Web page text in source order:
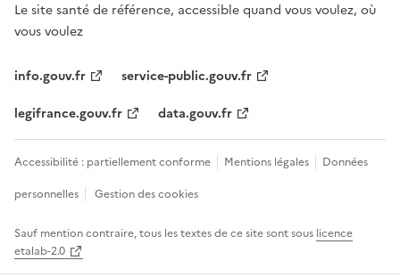
Le site santé de référence, accessible quand vous voulez, où
vous voulez
info.gouv.fr
service-public.gouv.fr
legifrance.gouv.fr
data.gouv.fr
Accessibilité : partiellement conforme Mentions légales
Données
personnelles
Gestion des cookies
Sauf mention contraire, tous les textes de ce site sont sous licence
etalab-2.0